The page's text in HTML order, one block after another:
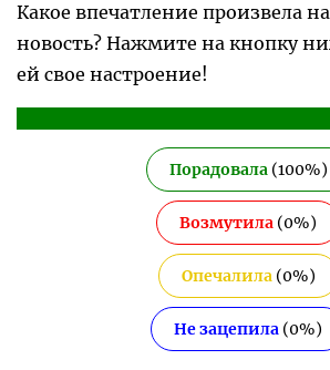
Какое впечатление произвела на
новость? Нажмите на кнопку
ей свое настроение!
Порадовала(100%)
Возмутила (0%)
Опечалила(0%)
Не зацепила (0%)